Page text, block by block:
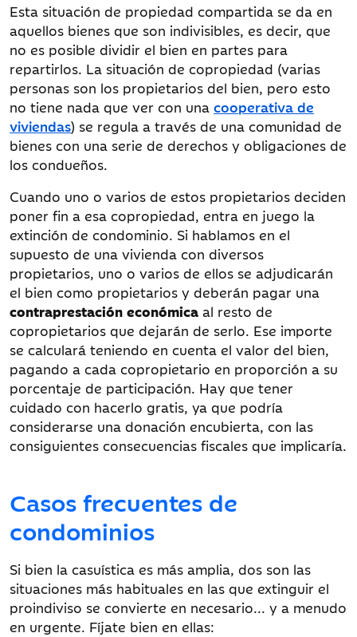
Esta situación de propiedad compartida se da en
aquellos bienes que son indivisibles, es decir, que
no es posible dividir el bien en partes para
repartirlos. La situación de copropiedad (varias
personas son los propietarios del bien, pero esto
no tiene nada que ver con una cooperativa de
viviendas) se regula a través de una comunidad de
bienes con una serie de derechos y obligaciones de
los condueños.
Cuando uno o varios de estos propietarios deciden
poner fin a esa copropiedad, entra en juego la
extinción de condominio. Si hablamos en el
supuesto de una vivienda con diversos
propietarios, uno o varios de ellos se adjudicarán
el bien como propietarios y deberán pagar una
contraprestación económica al resto de
copropietarios que dejarán de serlo. Ese importe
se calculará teniendo en cuenta el valor del bien,
pagando a cada copropietario en proporción a su
porcentaje de participación. Hay que tener
cuidado con hacerlo gratis, ya que podría
considerarse una donación encubierta, con las
consiguientes consecuencias fiscales que implicaría.
Casos frecuentes de
condominios
Si bien la casuística es más amplia, dos son las
situaciones más habituales en las que extinguir el
proindiviso se convierte en necesario... y a menudo
en urgente. Fíjate bien en ellas: